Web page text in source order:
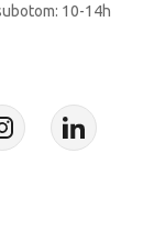
10-14h